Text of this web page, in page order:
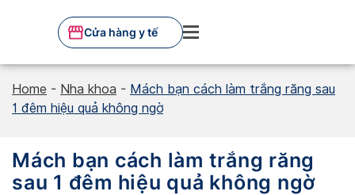
Cửa hàng y tế
Home - Nha khoa - Mách bạn cách làm trắng răng sau
1 đêm hiệu quả không ngờ
Mách bạn cách làm trắng răng
sau 1 đêm hiệu quả không ngờ